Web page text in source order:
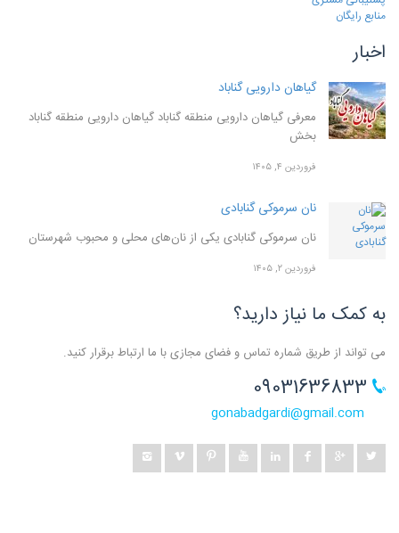
منابع رایگان
اخبار
گیاهان دارویی گناباد
معرفی گیاهان دارویی منطقه گناباد گیاهان دارویی منطقه گناباد
بخش
فروردین ۴, ۱۴۰۵
نان سرموکی گنابادی
نان سرموکی گنابادی یکی از نان‌های محلی و محبوب شهرستان
فروردین ۲, ۱۴۰۵
به کمک ما نیاز دارید؟
می تواند از طریق شماره تماس و فضای مجازی با ما ارتباط برقرار کنید.
gonabadgardi@gmail.com